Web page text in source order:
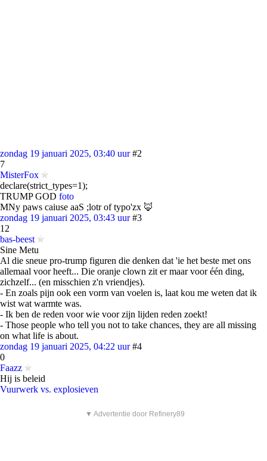
zondag 19 januari 2025, 03:40 uur #2
7
MisterFox
declare(strict_types=1);
TRUMP GOD foto
MNy paws caiuse aaS ;lotr of typo'zx 🦊
zondag 19 januari 2025, 03:43 uur #3
12
bas-beest
Sine Metu
Al die sneue pro-trump figuren die denken dat 'ie het beste met ons
allemaal voor heeft... Die oranje clown zit er maar voor één ding,
zichzelf... (en misschien z'n vriendjes).
- En zoals pijn ook een vorm van voelen is, laat kou me weten dat ik
wist wat warmte was.
- Ik ben de reden voor wie voor zijn lijden reden zoekt!
- Those people who tell you not to take chances, they are all missing
on what life is about.
zondag 19 januari 2025, 04:22 uur #4
0
Faazz
Hij is beleid
Vuurwerk vs. explosieven
▼ Advertentie door Refinery89